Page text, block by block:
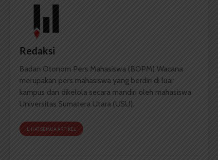
Redaksi
Badan Otonom Pers Mahasiswa (BOPM) Wacana
merupakan pers mahasiswa yang berdiri di luar
kampus dan dikelola secara mandiri oleh mahasiswa
Universitas Sumatera Utara (USU).
LIHAT SEMUA ARTIKEL